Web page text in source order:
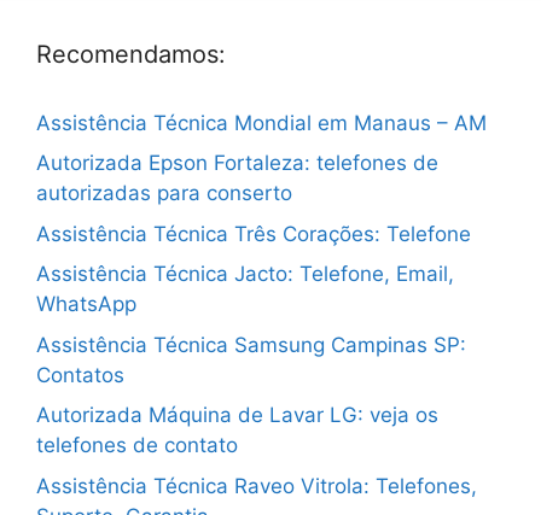
Recomendamos:
Assistência Técnica Mondial em Manaus – AM
Autorizada Epson Fortaleza: telefones de
autorizadas para conserto
Assistência Técnica Três Corações: Telefone
Assistência Técnica Jacto: Telefone, Email,
WhatsApp
Assistência Técnica Samsung Campinas SP:
Contatos
Autorizada Máquina de Lavar LG: veja os
telefones de contato
Assistência Técnica Raveo Vitrola: Telefones,